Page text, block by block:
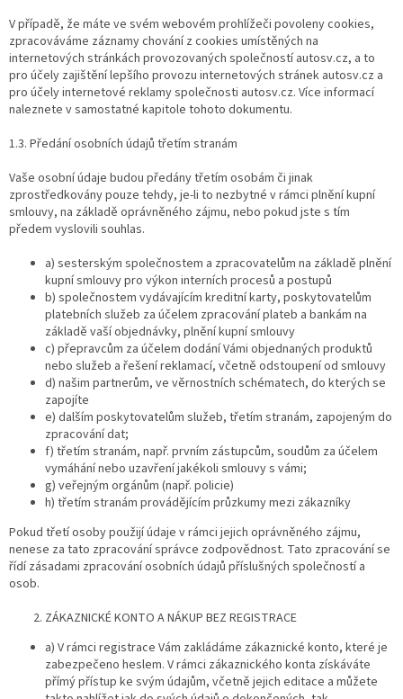
V případě, že máte ve svém webovém prohlížeči povoleny cookies,
zpracováváme záznamy chování z cookies umístěných na
internetových stránkách provozovaných společností autosv.cz, a to
pro účely zajištění lepšího provozu internetových stránek autosv.cz a
pro účely internetové reklamy společnosti autosv.cz. Více informací
naleznete v samostatné kapitole tohoto dokumentu.
1.3. Předání osobních údajů třetím stranám
Vaše osobní údaje budou předány třetím osobám či jinak
zprostředkovány pouze tehdy, je-li to nezbytné v rámci plnění kupní
smlouvy, na základě oprávněného zájmu, nebo pokud jste s tím
předem vyslovili souhlas.
a) sesterským společnostem a zpracovatelům na základě plnění
kupní smlouvy pro výkon interních procesů a postupů
b) společnostem vydávajícím kreditní karty, poskytovatelům
platebních služeb za účelem zpracování plateb a bankám na
základě vaší objednávky, plnění kupní smlouvy
c) přepravcům za účelem dodání Vámi objednaných produktů
nebo služeb a řešení reklamací, včetně odstoupení od smlouvy
d) našim partnerům, ve věrnostních schématech, do kterých se
zapojíte
e) dalším poskytovatelům služeb, třetím stranám, zapojeným do
zpracování dat;
f) třetím stranám, např. prvním zástupcům, soudům za účelem
vymáhání nebo uzavření jakékoli smlouvy s vámi;
g) veřejným orgánům (např. policie)
h) třetím stranám provádějícím průzkumy mezi zákazníky
Pokud třetí osoby použijí údaje v rámci jejich oprávněného zájmu,
nenese za tato zpracování správce zodpovědnost. Tato zpracování se
řídí zásadami zpracování osobních údajů příslušných společností a
osob.
ZÁKAZNICKÉ KONTO A NÁKUP BEZ REGISTRACE
a) V rámci registrace Vám zakládáme zákaznické konto, které je
zabezpečeno heslem. V rámci zákaznického konta získáváte
přímý přístup ke svým údajům, včetně jejich editace a můžete